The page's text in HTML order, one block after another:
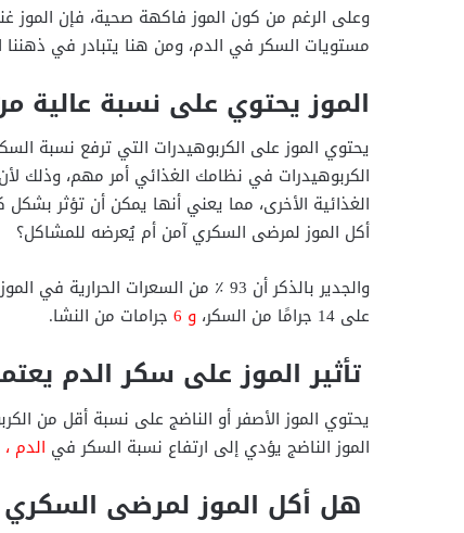
وعلى الرغم من كون الموز فاكهة صحية، فإن الموز
مستويات السكر في الدم، ومن هنا يتبادر في
الموز يحتوي على نسبة عالية
يحتوي الموز على الكربوهيدرات التي ترفع نسبة
الكربوهيدرات في نظامك الغذائي أمر مهم، وذلك
الغذائية الأخرى، مما يعني أنها يمكن أن تؤثر
أكل الموز لمرضى السكري آمن أم يُعرضه للمشاكل؟
والجدير بالذكر أن 93 ٪ من السعرات
على 14 جرامًا من السكر،
و 6 جرامات من النشا.
تأثير الموز على سكر الدم
يحتوي الموز الأصفر أو الناضج على نسبة أقل من
الموز الناضج يؤدي إلى ارتفاع نسبة السكر في الدم ،
هل أكل الموز لمرضى السكري